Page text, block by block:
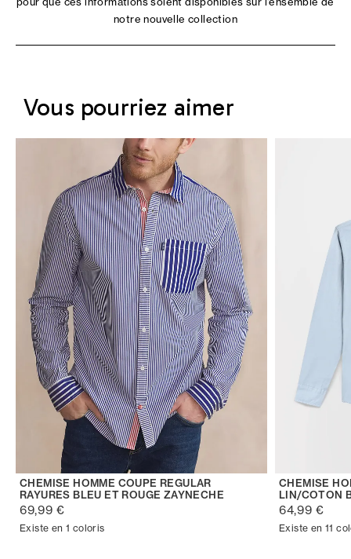
notre nouvelle collection
Vous pourriez aimer
CHEMISE HOMME COUPE REGULAR
RAYURES BLEU ET ROUGE ZAYNECHE
69,99 €
Existe en 1 coloris
CHEMISE
LIN/COTON
64,99 €
Existe en 11